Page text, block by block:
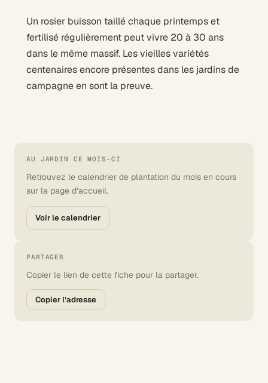
Un rosier buisson taillé chaque printemps et
fertilisé régulièrement peut vivre 20 à 30 ans
dans le même massif. Les vieilles variétés
centenaires encore présentes dans les jardins de
campagne en sont la preuve.
AU JARDIN CE MOIS-CI
Retrouvez le calendrier de plantation du mois en cours
sur la page d’accueil.
Voir le calendrier
PARTAGER
Copier le lien de cette fiche pour la partager.
Copier l’adresse